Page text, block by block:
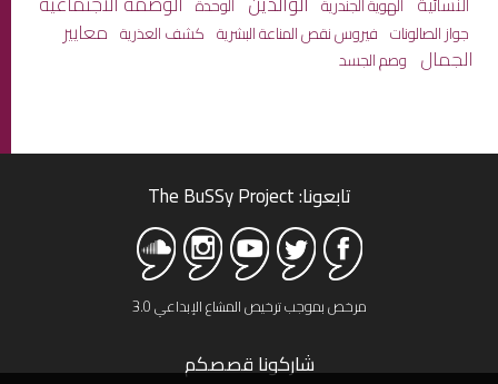
جواز الصالونات فيروس نقص المناعة البشرية كشف العذرية معايير
الجمال وصم الجسد
تابعونا: The BuSSy Project
مرخص بموجب ترخيص المشاع الإبداعي 3.0
شاركونا قصصكم